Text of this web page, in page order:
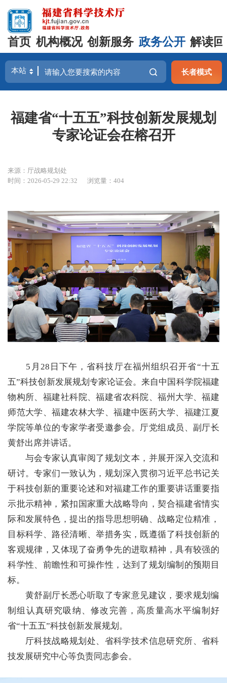
首页 机构概况 创新服务 政务公开 解读
长者模式
福建省“十五五”科技创新发展规划
专家论证会在榕召开
来源：厅战略规划处
时间：2026-05-29 22:32
浏览量：404
5月28日下午，省科技厅在福州组织召开省“十五
五”科技创新发展规划专家论证会。来自中国科学院福建
物构所、福建社科院、福建省农科院、福州大学、福建
师范大学、福建农林大学、福建中医药大学、福建江夏
学院等单位的专家学者受邀参会。厅党组成员、副厅长
黄舒出席并讲话。
与会专家认真审阅了规划文本，并展开深入交流和
研讨。专家们一致认为，规划深入贯彻习近平总书记关
于科技创新的重要论述和对福建工作的重要讲话重要指
示批示精神，紧扣国家重大战略导向，契合福建省情实
际和发展特色，提出的指导思想明确、战略定位精准，
目标科学、路径清晰、举措务实，既遵循了科技创新的
客观规律，又体现了奋勇争先的进取精神，具有较强的
科学性、前瞻性和可操作性，达到了规划编制的预期目
标。
黄舒副厅长悉心听取了专家意见建议，要求规划编
制组认真研究吸纳、修改完善，高质量高水平编制好
省“十五五”科技创新发展规划。
厅科技战略规划处、省科学技术信息研究所、省科
技发展研究中心等负责同志参会。